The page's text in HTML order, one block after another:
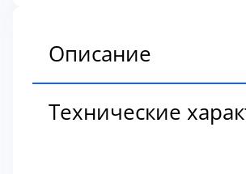
Описание
Технические